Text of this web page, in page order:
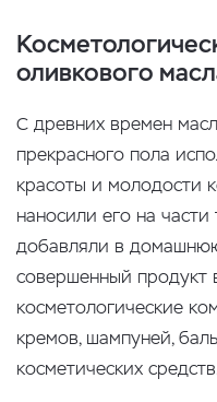
оливкового
С древних времен
прекрасного пола
красоты и молодости
наносили его на
добавляли в
совершенный продукт
косметологические
кремов, шампуней,
косметических